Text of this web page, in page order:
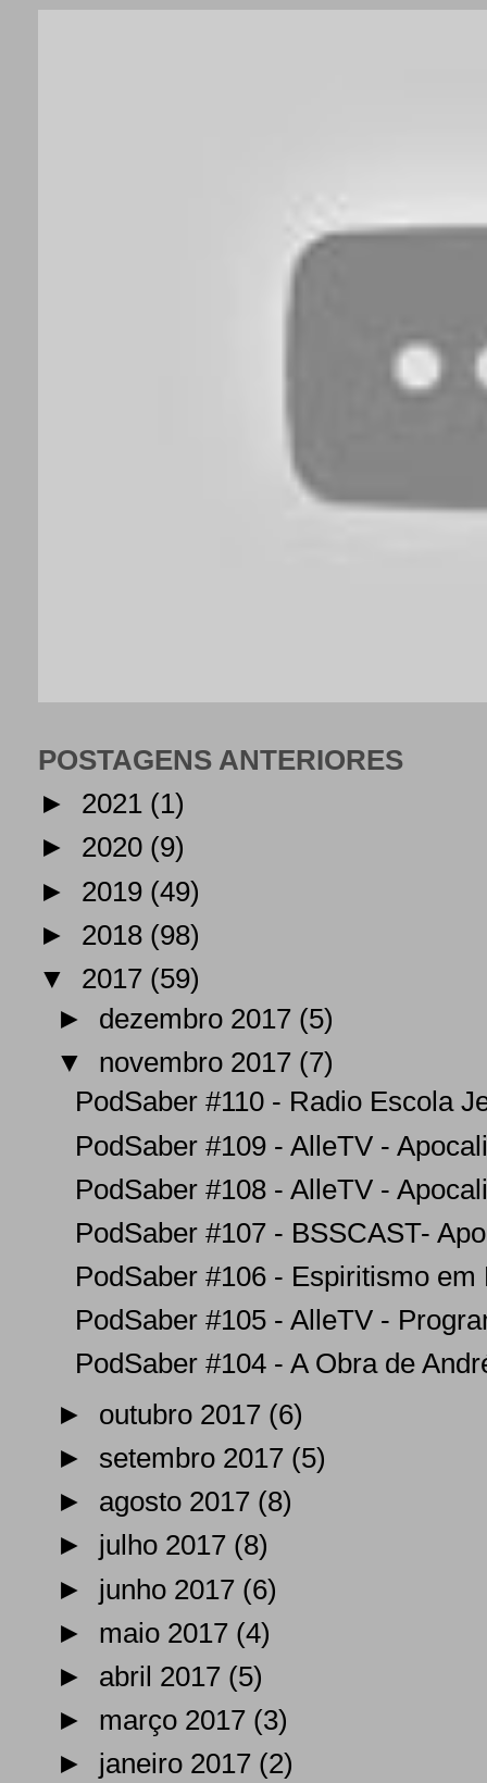
POSTAGENS ANTERIORES
► 2021 (1)
► 2020 (9)
► 2019 (49)
► 2018 (98)
▼ 2017 (59)
► dezembro 2017 (5)
▼ novembro 2017 (7)
PodSaber #110 - Radio Escola
PodSaber #109 - AlleTV -
PodSaber #108 - AlleTV -
PodSaber #107 - BSSCAST-
PodSaber #106 - Espiritismo
PodSaber #105 - AlleTV -
PodSaber #104 - A Obra de
► outubro 2017 (6)
► setembro 2017 (5)
► agosto 2017 (8)
► julho 2017 (8)
► junho 2017 (6)
► maio 2017 (4)
► abril 2017 (5)
► março 2017 (3)
► janeiro 2017 (2)